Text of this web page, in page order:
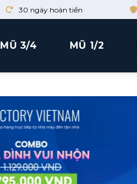
30 ngày hoàn tiền
MŨ 3/4 MŨ 1/2